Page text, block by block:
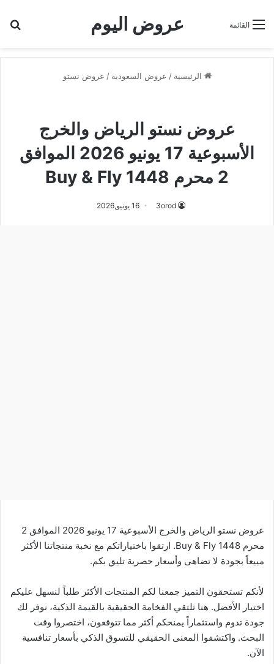
عروض اليوم القائمة
الرئيسية / عروض السعودية / عروض نستو
عروض نستو الرياض والخرج
الأسبوعية 17 يونيو 2026 الموافق
2 محرم 1448 Buy & Fly
3orod 16 يونيو,2026
عروض نستو الرياض والخرج الأسبوعية 17 يونيو 2026 الموافق 2
محرم 1448 Buy & Fly. ارتقوا باختياراتكم مع نخبة منتجاتنا الأكثر
مبيعاً بجودة لا تضاهى وأسعار حصرية تليق بكم.
لأنكم تستحقون التميز جمعنا لكم المنتجات الأكثر طلباً لنسهل عليكم
اختيار الأفضل. هنا تلتقي الفخامة الحقيقية بالقيمة الذكية، نوفر لك
جودة تدوم واستثماراً يمنحكم أكثر مما تتوقعون، اختصروا وقت
البحث. واكتشفوا المعنى الحقيقي للتسوق الذكي بأسعار تنافسية
الآن.